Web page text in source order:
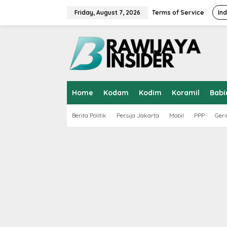
Friday, August 7, 2026 Terms of Service
Home Kodam Kodim Koramil
Berita Politik Persija Jakarta Mobil PPP